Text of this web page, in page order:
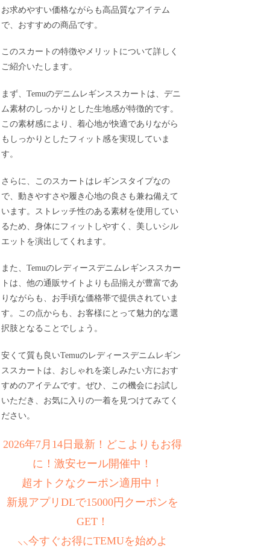
お求めやすい価格ながらも高品質なアイテム
で、おすすめの商品です。
このスカートの特徴やメリットについて詳しく
ご紹介いたします。
まず、Temuのデニムレギンススカートは、デニ
ム素材のしっかりとした生地感が特徴的です。
この素材感により、着心地が快適でありながら
もしっかりとしたフィット感を実現していま
す。
さらに、このスカートはレギンスタイプなの
で、動きやすさや履き心地の良さも兼ね備えて
います。ストレッチ性のある素材を使用してい
るため、身体にフィットしやすく、美しいシル
エットを演出してくれます。
また、Temuのレディースデニムレギンススカー
トは、他の通販サイトよりも品揃えが豊富であ
りながらも、お手頃な価格帯で提供されていま
す。この点からも、お客様にとって魅力的な選
択肢となることでしょう。
安くて質も良いTemuのレディースデニムレギン
ススカートは、おしゃれを楽しみたい方におす
すめのアイテムです。ぜひ、この機会にお試し
いただき、お気に入りの一着を見つけてみてく
ださい。
2026年7月14日最新！どこよりもお得
に！激安セール開催中！
超オトクなクーポン適用中！
新規アプリDLで15000円クーポンを
GET！
⸜⸜今すぐお得にTEMUを始めよ